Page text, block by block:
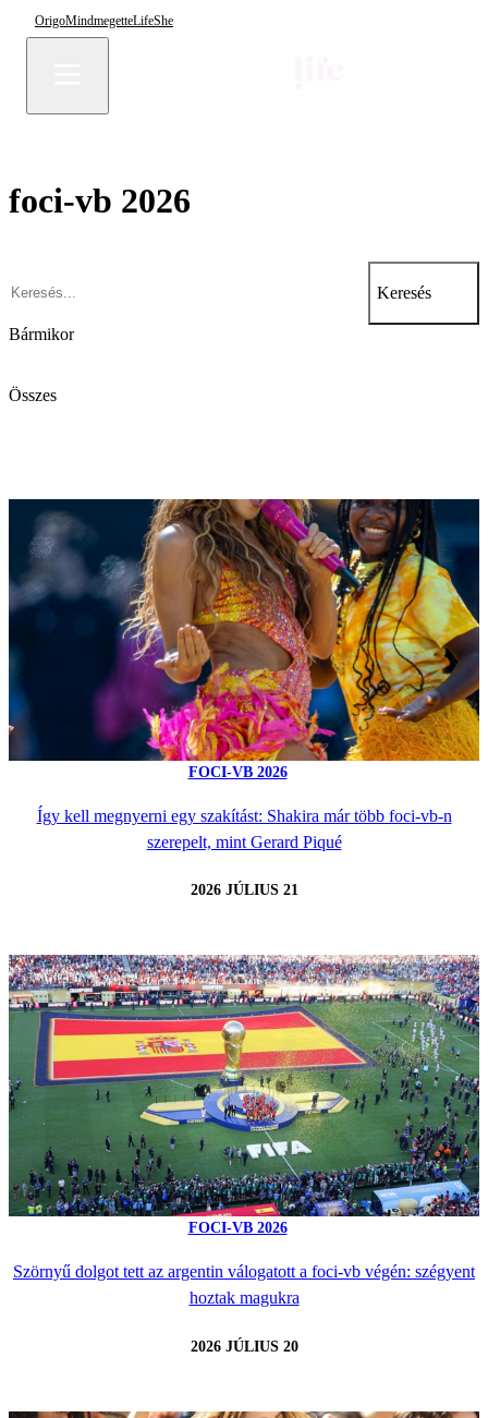
OrigoMindmegetteLifeShe
foci-vb 2026
Keresés
Bármikor
Összes
FOCI-VB 2026
Így kell megnyerni egy szakítást: Shakira már több foci-vb-n
szerepelt, mint Gerard Piqué
2026 JÚLIUS 21
FOCI-VB 2026
Szörnyű dolgot tett az argentin válogatott a foci-vb végén: szégyent
hoztak magukra
2026 JÚLIUS 20